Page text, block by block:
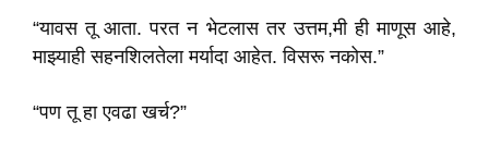
“यावस तू आता. परत न भेटलास तर उत्तम,मी ही माणूस आहे,
माझ्याही सहनशिलतेला मर्यादा आहेत. विसरू नकोस.”
“पण तू हा एवढा खर्च?”